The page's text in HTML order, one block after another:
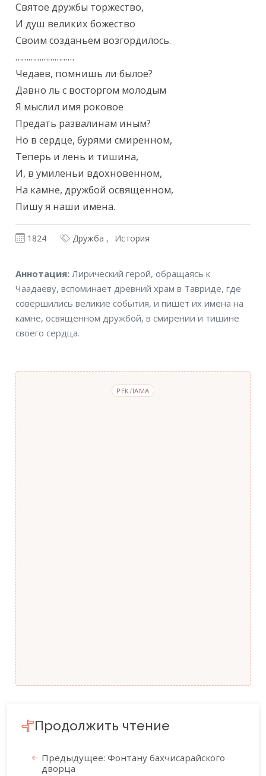
Святое дружбы торжество,
И душ великих божество
Своим созданьем возгордилось.
………………………
Чедаев, помнишь ли былое?
Давно ль с восторгом молодым
Я мыслил имя роковое
Предать развалинам иным?
Но в сердце, бурями смиренном,
Теперь и лень и тишина,
И, в умиленьи вдохновенном,
На камне, дружбой освященном,
Пишу я наши имена.
1824 Дружба История
Аннотация
Аннотация:Лирический герой, обращаясь к
Чаадаеву, вспоминает древний храм в Тавриде, где
совершились великие события, и пишет их имена на
камне, освященном дружбой, в смирении и тишине
своего сердца.
РЕКЛАМА
Продолжить чтение
Предыдущее: Фонтану бахчисарайского
дворца